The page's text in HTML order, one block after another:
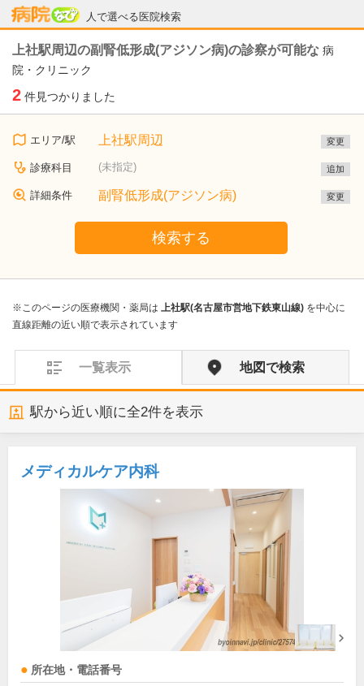
人で選べる医院検索
病院なび
上社駅周辺の副腎低形成(アジソン病)の診察が可能な 病
院・クリニック
2 件見つかりました
エリア/駅 上社駅周辺 変更
診療科目 (未指定) 追加
詳細条件 副腎低形成(アジソン病) 変更
検索する
※このページの医療機関・薬局は 上社駅(名古屋市営地下鉄東山線) を中心に
直線距離の近い順で表示されています
一覧表示 地図で検索
駅から近い順に全2件を表示
メディカルケア内科
所在地・電話番号